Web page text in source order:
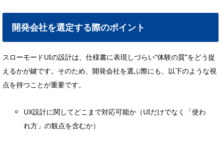
開発会社を選定する際のポイント
スローモードUIの設計は、仕様書に表現しづらい“体験の質”をどう捉
えるかが鍵です。そのため、開発会社を選ぶ際にも、以下のような視
点を持つことが重要です。
UX設計に関してどこまで対応可能か（UIだけでなく「使わ
れ方」の観点を含むか）